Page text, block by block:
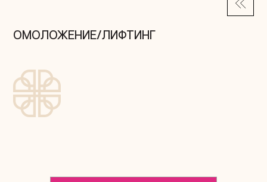
ОМОЛОЖЕНИЕ/ЛИФТИНГ